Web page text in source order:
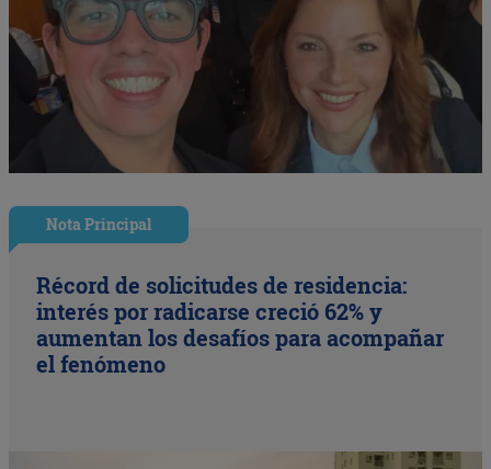
Nota Principal
Récord de solicitudes de residencia:
interés por radicarse creció 62% y
aumentan los desafíos para acompañar
el fenómeno